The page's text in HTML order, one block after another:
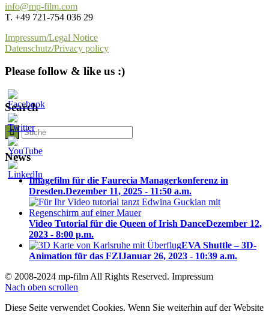
info@mp-film.com
T. +49 721-754 036 29
Impressum/Legal Notice
Datenschutz/Privacy policy
Please follow & like us :)
Search
News
Imagefilm für die Faurecia Managerkonferenz in
Dresden.Dezember 11, 2025 - 11:50 a.m.
Video Tutorial für die Queen of Irish DanceDezember 12,
2023 - 8:00 p.m.
EVA Shuttle – 3D-
Animation für das FZIJanuar 26, 2023 - 10:39 a.m.
© 2008-2024 mp-film All Rights Reserved. Impressum
Nach oben scrollen
Diese Seite verwendet Cookies. Wenn Sie weiterhin auf der Website